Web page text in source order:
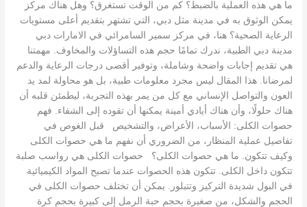
ما هي هذه العملية بالضبط؟ كم من الوقت تستغرق؟ وهل هناك مركز
يمكن الوثوق به في مدينة مثل دبي، التي تشتهر بتقديم أعلى مستويات
الرعاية الصحية؟ هنا، في مركز سمير السامرائي في الامارات دبي
مدينة دبي الطبية، ندرك تمامًا حجم هذه التساؤلات والمخاوف. مهمتنا
هي تقديم إجابات واضحة وشاملة، وتوفير أقصى درجات الرعاية والدعم
لمرضانا. هذا المقال ليس مجرد معلومات طبية، بل هو محاولة لمد يد
العون والتواصل الإنساني مع كل من يمر بهذه التجربة، ليطمئن قلبه أن
هناك حلولًا، وأن هناك أيادي أمينة يمكنها أن تقوده إلى الشفاء. فهم
حصوات الكلى: الأسباب، الأعراض، والتشخيص قبل الغوص في
تفاصيل عملية المنظار، من الضروري أن نفهم ما هي حصوات الكلى
وكيف تتكون. ما هي حصوات الكلى؟ حصوات الكلى هي رواسب صلبة
تتكون داخل الكلى. تتكون هذه الحصوات عندما تصبح المواد الكيميائية
في البول شديدة التركيز وتتبلور. يمكن أن تختلف حصوات الكلى في
الحجم والشكل، من صغيرة بحجم حبة الرمل إلى كبيرة بحجم كرة